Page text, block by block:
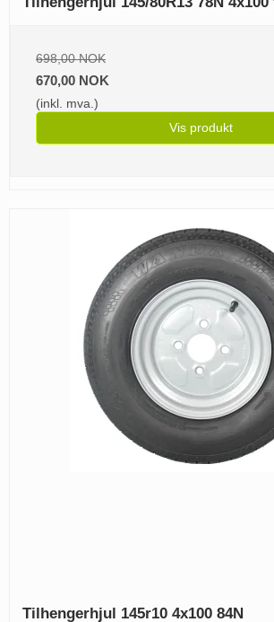
698,00 NOK
670,00 NOK
(inkl. mva.)
Vis produkt
Tilhengerhjul 145r10 4x100 84N